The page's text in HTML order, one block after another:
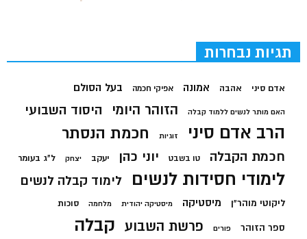
תגיות נבחרות
אדם סיני אהבה אמונה אפיקי חכמה בעל הסולם
האם מותר לנשים ללמוד קבלה הזוהר היומי היסוד השבועי
הרב אדם סיני זוגיות חכמת הנסתר
חכמת הקבלה טו בשבט יוני כהן יעקב יצחק ל"ג בעומר
לימודי חסידות לנשים לימוד קבלה לנשים
ליקוטי מוהר"ן מיסטיקה מיסטיקה יהודית מלחמה סוכות
ספר הזוהר פורים פרשת השבוע קבלה